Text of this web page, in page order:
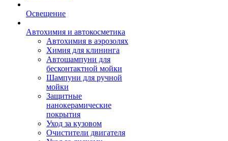
Освещение
Автохимия и автокосметика
Автохимия в аэрозолях
Химия для клининга
Автошампуни для
бесконтактной мойки
Шампуни для ручной
мойки
Защитные
нанокерамические
покрытия
Уход за кузовом
Очистители двигателя